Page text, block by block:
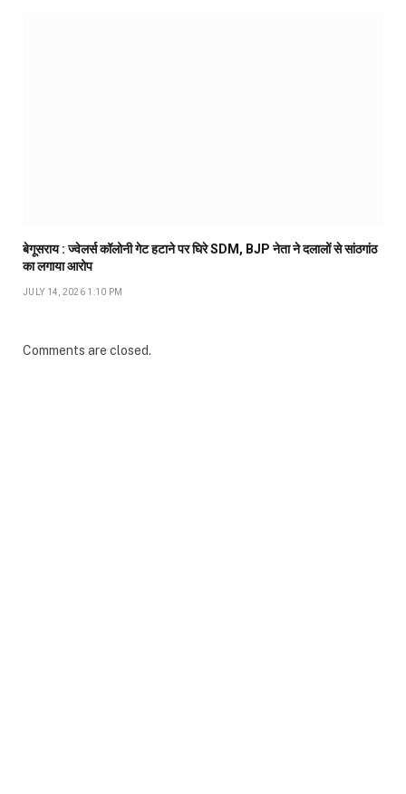
बेगूसराय : ज्वेलर्स कॉलोनी गेट हटाने पर घिरे SDM, BJP नेता ने दलालों से सांठगांठ
का लगाया आरोप
JULY 14, 2026 1:10 PM
Comments are closed.